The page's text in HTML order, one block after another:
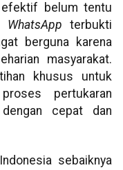
efektif belum tentu
WhatsApp terbukti
berguna karena
masyarakat.
khusus untuk
pertukaran
cepat dan
sebaiknya